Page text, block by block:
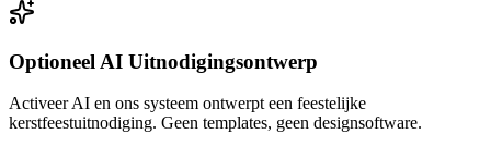
Optioneel AI Uitnodigingsontwerp
Activeer AI en ons systeem ontwerpt een feestelijke
kerstfeestuitnodiging. Geen templates, geen designsoftware.